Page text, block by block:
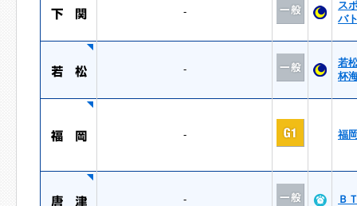
-
ス
バ
-
若
杯
- 福
- Ｂ